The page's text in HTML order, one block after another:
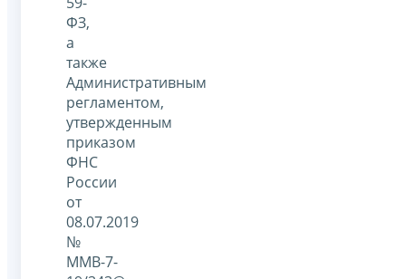
ФЗ,
а
также
Административным
регламентом,
утвержденным
приказом
ФНС
России
от
08.07.2019
№
ММВ-7-